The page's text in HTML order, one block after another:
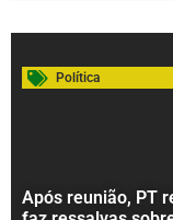
Política
Após reunião, PT